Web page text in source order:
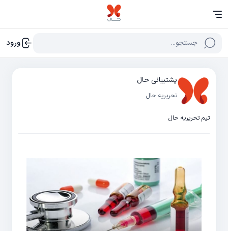
جستجو... ورود
پشتیبانی حال
تحریریه حال
تیم تحریریه حال